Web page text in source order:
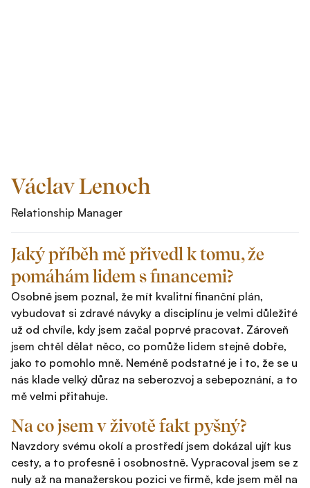
Václav Lenoch
Relationship Manager
Jaký příběh mě přivedl k tomu, že
pomáhám lidem s financemi?
Osobně jsem poznal, že mít kvalitní finanční plán,
vybudovat si zdravé návyky a disciplínu je velmi důležité
už od chvíle, kdy jsem začal poprvé pracovat. Zároveň
jsem chtěl dělat něco, co pomůže lidem stejně dobře,
jako to pomohlo mně. Neméně podstatné je i to, že se u
nás klade velký důraz na seberozvoj a sebepoznání, a to
mě velmi přitahuje.
Na co jsem v životě fakt pyšný?
Navzdory svému okolí a prostředí jsem dokázal ujít kus
cesty, a to profesně i osobnostně. Vypracoval jsem se z
nuly až na manažerskou pozici ve firmě, kde jsem měl na